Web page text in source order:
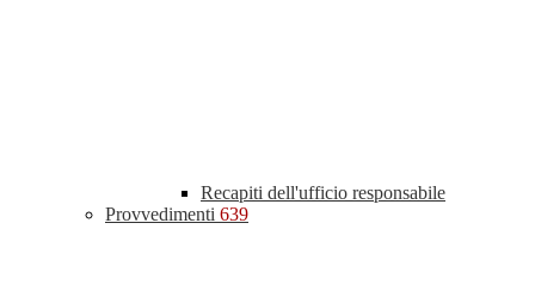
Recapiti dell'ufficio responsabile
Provvedimenti 639